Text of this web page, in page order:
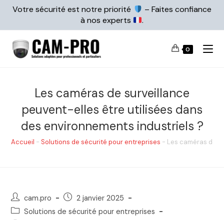
Votre sécurité est notre priorité
– Faites confiance
à nos experts
.
0
Les caméras de surveillance
peuvent-elles être utilisées dans
des environnements industriels ?
Accueil -Solutions de sécurité pour entreprises - Les caméras de
cam.pro
2 janvier 2025
Solutions de sécurité pour entreprises